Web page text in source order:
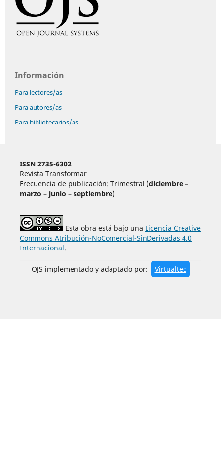
Información
Para lectores/as
Para autores/as
Para bibliotecarios/as
ISSN 2735-6302
Revista Transformar
Frecuencia de publicación: Trimestral (diciembre –
marzo – junio – septiembre)
Esta obra está bajo una Licencia Creative
Commons Atribución-NoComercial-SinDerivadas 4.0
Internacional.
OJS implementado y adaptado por: Virtualtec